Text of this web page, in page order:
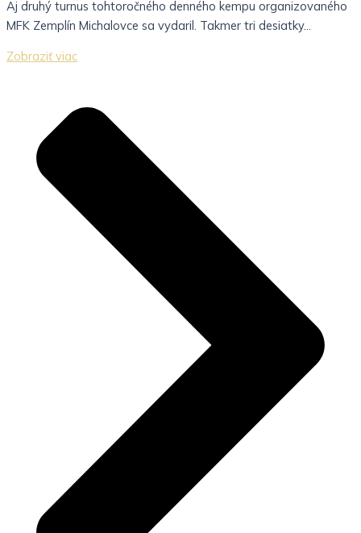
Aj druhý turnus tohtoročného denného kempu organizovaného
MFK Zemplín Michalovce sa vydaril. Takmer tri desiatky...
Zobraziť viac